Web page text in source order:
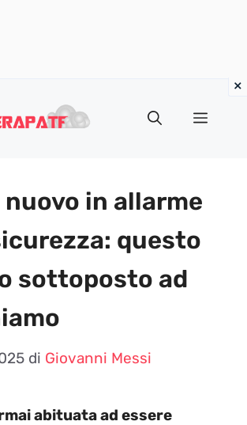
Menu
nuovo in allarme
questo
sottoposto ad
di Giovanni Messi
abituata ad essere